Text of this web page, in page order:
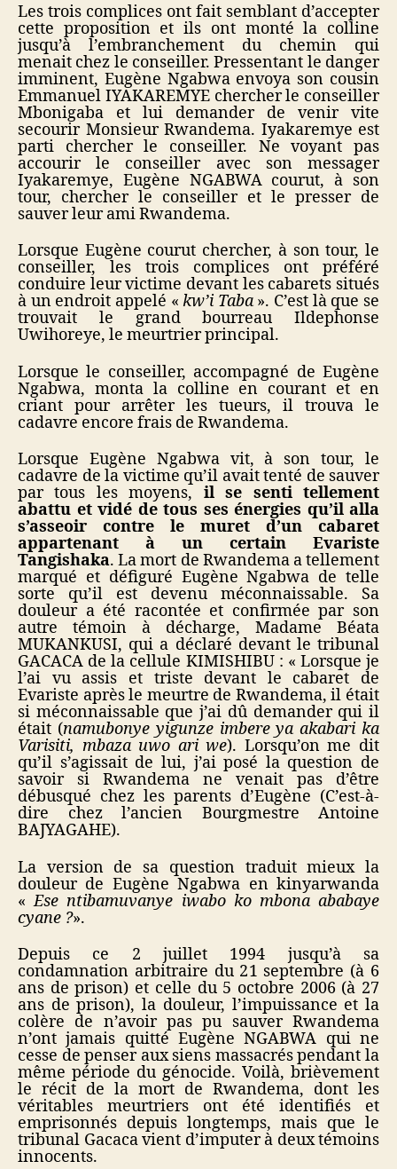
Les trois complices ont fait semblant d’accepter
cette proposition et ils ont monté la colline
jusqu’à l’embranchement du chemin qui
menait chez le conseiller. Pressentant le danger
imminent, Eugène Ngabwa envoya son cousin
Emmanuel IYAKAREMYE chercher le conseiller
Mbonigaba et lui demander de venir vite
secourir Monsieur Rwandema. Iyakaremye est
parti chercher le conseiller. Ne voyant pas
accourir le conseiller avec son messager
Iyakaremye, Eugène NGABWA courut, à son
tour, chercher le conseiller et le presser de
sauver leur ami Rwandema.
Lorsque Eugène courut chercher, à son tour, le
conseiller, les trois complices ont préféré
conduire leur victime devant les cabarets situés
à un endroit appelé «kw’i Taba». C’est là que se
trouvait le grand bourreau Ildephonse
Uwihoreye, le meurtrier principal.
Lorsque le conseiller, accompagné de Eugène
Ngabwa, monta la colline en courant et en
criant pour arrêter les tueurs, il trouva le
cadavre encore frais de Rwandema.
Lorsque Eugène Ngabwa vit, à son tour, le
cadavre de la victime qu’il avait tenté de sauver
par tous les moyens, il se senti tellement
abattu et vidé de tous ses énergies qu’il alla
s’asseoir contre le muret d’un cabaret
appartenant à un certain Evariste
Tangishaka. La mort de Rwandema a tellement
marqué et défiguré Eugène Ngabwa de telle
sorte qu’il est devenu méconnaissable. Sa
douleur a été racontée et confirmée par son
autre témoin à décharge, Madame Béata
MUKANKUSI, qui a déclaré devant le tribunal
GACACA de la cellule KIMISHIBU : « Lorsque je
l’ai vu assis et triste devant le cabaret de
Evariste après le meurtre de Rwandema, il était
si méconnaissable que j’ai dû demander qui il
était (namubonye yigunze imbere ya akabari ka
Varisiti, mbaza uwo ari we). Lorsqu’on me dit
qu’il s’agissait de lui, j’ai posé la question de
savoir si Rwandema ne venait pas d’être
débusqué chez les parents d’Eugène (C’est-à-
dire chez l’ancien Bourgmestre Antoine
BAJYAGAHE).
La version de sa question traduit mieux la
douleur de Eugène Ngabwa en kinyarwanda
«Ese ntibamuvanye iwabo ko mbona ababaye
cyane ?».
Depuis ce 2 juillet 1994 jusqu’à sa
condamnation arbitraire du 21 septembre (à 6
ans de prison) et celle du 5 octobre 2006 (à 27
ans de prison), la douleur, l’impuissance et la
colère de n’avoir pas pu sauver Rwandema
n’ont jamais quitté Eugène NGABWA qui ne
cesse de penser aux siens massacrés pendant la
même période du génocide. Voilà, brièvement
le récit de la mort de Rwandema, dont les
véritables meurtriers ont été identifiés et
emprisonnés depuis longtemps, mais que le
tribunal Gacaca vient d’imputer à deux témoins
innocents.